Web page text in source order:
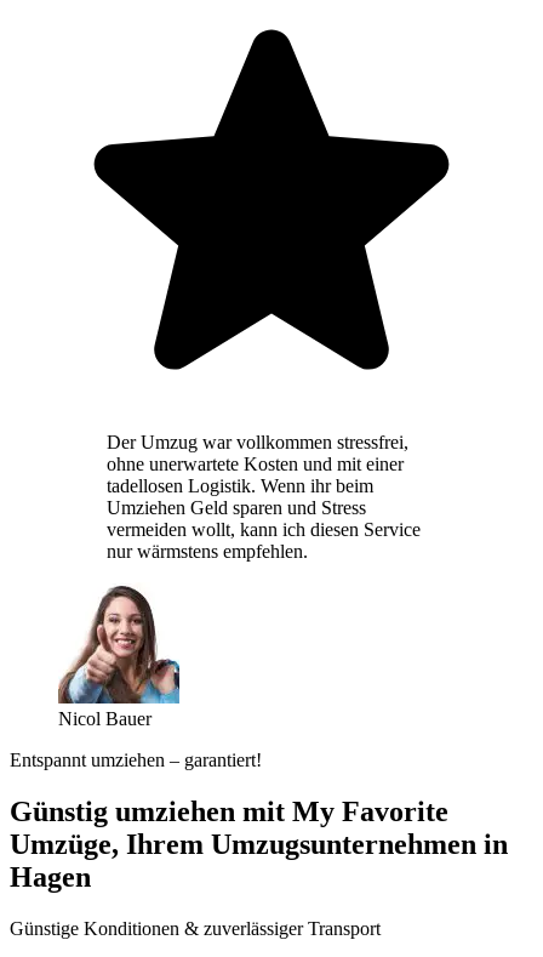
Der Umzug war vollkommen stressfrei,
ohne unerwartete Kosten und mit einer
tadellosen Logistik. Wenn ihr beim
Umziehen Geld sparen und Stress
vermeiden wollt, kann ich diesen Service
nur wärmstens empfehlen.
Nicol Bauer
Entspannt umziehen – garantiert!
Günstig umziehen mit My Favorite
Umzüge, Ihrem Umzugsunternehmen in
Hagen
Günstige Konditionen & zuverlässiger Transport